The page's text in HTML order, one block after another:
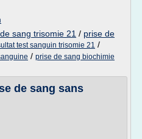
sang trisomie 21 / prise de
test sanguin trisomie 21 /
/ prise de sang biochimie
de sang sans